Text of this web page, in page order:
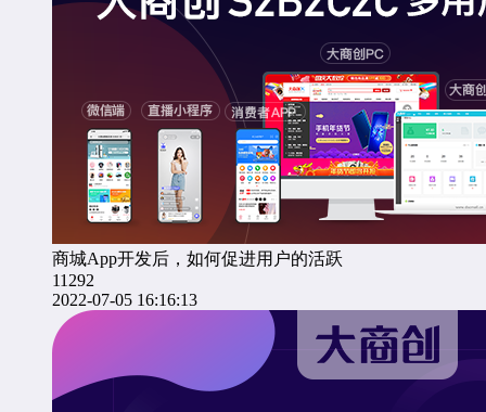
商城App开发后，如何促进用户的活跃
11292
2022-07-05 16:16:13